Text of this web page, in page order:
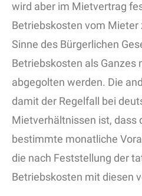
wird aber im Mietvertrag
Betriebskosten vom Mieter
Sinne des Bürgerlichen
Betriebskosten als Ganzes
abgegolten werden. Die
damit der Regelfall bei
Mietverhältnissen ist, dass
bestimmte monatliche
die nach Feststellung der
Betriebskosten mit diesen